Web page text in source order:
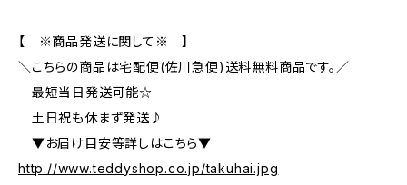
【 ※商品発送に関して※ 】
＼こちらの商品は宅配便(佐川急便)送料無料商品です。／
最短当日発送可能☆
土日祝も休まず発送♪
▼お届け目安等詳しはこちら▼
http://www.teddyshop.co.jp/takuhai.jpg